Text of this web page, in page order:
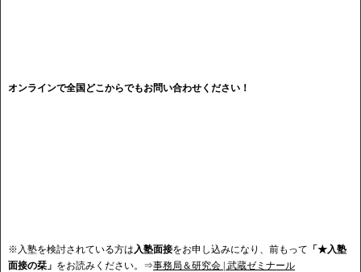
オンラインで全国どこからでもお問い合わせください！
※入塾を検討されている方は 入塾面接をお申し込みになり、前もって 「★入塾
面接の栞」 をお読みください。⇒事務局＆研究会 | 武蔵ゼミナール